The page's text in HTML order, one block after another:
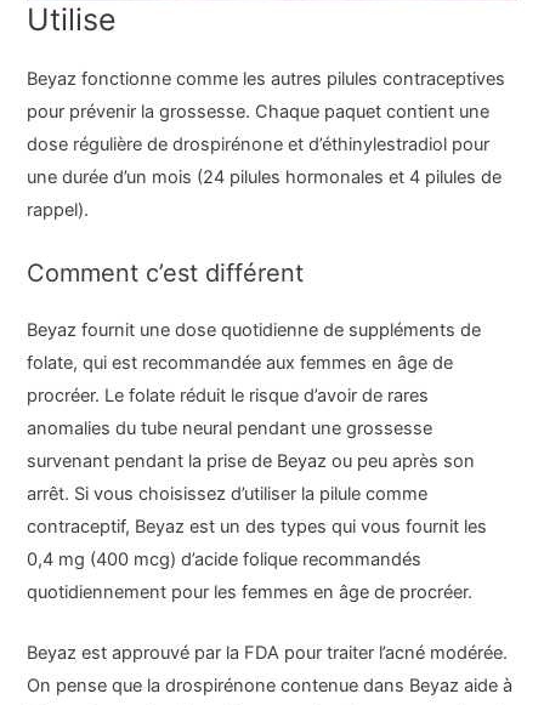
Utilise
Beyaz fonctionne comme les autres pilules contraceptives
pour prévenir la grossesse. Chaque paquet contient une
dose régulière de drospirénone et d’éthinylestradiol pour
une durée d’un mois (24 pilules hormonales et 4 pilules de
rappel).
Comment c’est différent
Beyaz fournit une dose quotidienne de suppléments de
folate, qui est recommandée aux femmes en âge de
procréer. Le folate réduit le risque d’avoir de rares
anomalies du tube neural pendant une grossesse
survenant pendant la prise de Beyaz ou peu après son
arrêt. Si vous choisissez d’utiliser la pilule comme
contraceptif, Beyaz est un des types qui vous fournit les
0,4 mg (400 mcg) d’acide folique recommandés
quotidiennement pour les femmes en âge de procréer.
Beyaz est approuvé par la FDA pour traiter l’acné modérée.
On pense que la drospirénone contenue dans Beyaz aide à